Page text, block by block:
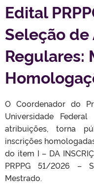
TELEFONES
Edital
Seleção de
Regulares:
O Coordenador do
Universidade
atribuições, torna
inscrições
do item I – DA
PRPPG 51/2026 –
Mestrado.